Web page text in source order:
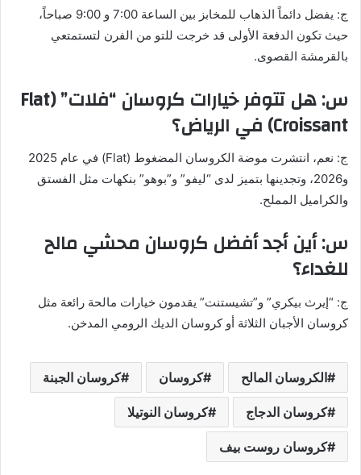
ج: يفضل دائماً الذهاب للمخابز بين الساعة 7:00 و 9:00 صباحاً،
حيث تكون الدفعة الأولى قد خرجت للتو من الفرن لتستمتعي
بالقرمشة القصوى.
س: هل تتوفر خيارات كروسان “فلات” (Flat
Croissant) في الرياض؟
ج: نعم، انتشرت موضة الكروسان المضغوط (Flat) في عام 2025
و2026، وتجدينها بتميز لدى “ليفو” و”بوهو” بنكهات مثل الفستق
والكراميل المملح.
س: أين أجد أفضل كروسان محشي مالح
للغداء؟
ج: “إيرث بيكري” و”تشيستنت” يقدمون خيارات مالحة رائعة مثل
كروسان الأجبان الثلاثة أو كروسان الديك الرومي المدخن.
الكروسان المالح كروسان كروسان الجبنة
كروسان الدجاج كروسان النوتيلا
كروسان روست بيف